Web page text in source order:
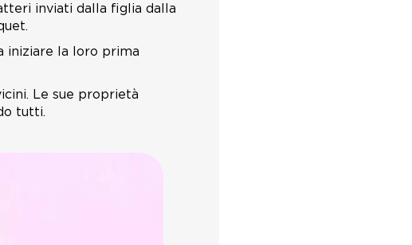
inviati dalla figlia dalla
iniziare la loro prima
Le sue proprietà
tutti.